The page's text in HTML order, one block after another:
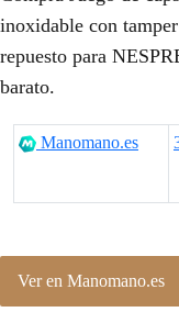
inoxidable con
repuesto para
barato.
Manomano.es
Ver en Manomano.es